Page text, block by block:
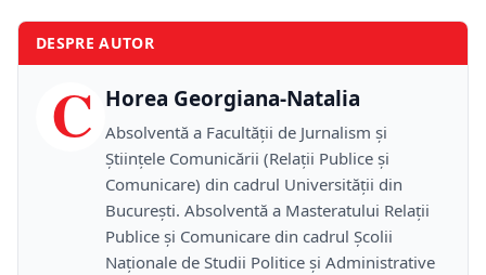
DESPRE AUTOR
C Horea Georgiana-Natalia
Absolventă a Facultății de Jurnalism și
Științele Comunicării (Relații Publice și
Comunicare) din cadrul Universității din
București. Absolventă a Masteratului Relații
Publice și Comunicare din cadrul Școlii
Naţionale de Studii Politice și Administrative